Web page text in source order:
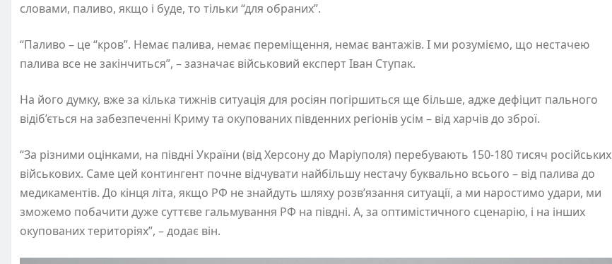
словами, паливо, якщо і буде, то тільки “для обраних”.
“Паливо – це “кров”. Немає палива, немає переміщення, немає вантажів. І ми розуміємо, що нестачею
палива все не закінчиться”, – зазначає військовий експерт Іван Ступак.
На його думку, вже за кілька тижнів ситуація для росіян погіршиться ще більше, адже дефіцит пального
відіб’ється на забезпеченні Криму та окупованих південних регіонів усім – від харчів до зброї.
“За різними оцінками, на півдні України (від Херсону до Маріуполя) перебувають 150-180 тисяч російських
військових. Саме цей контингент почне відчувати найбільшу нестачу буквально всього – від палива до
медикаментів. До кінця літа, якщо РФ не знайдуть шляху розв’язання ситуації, а ми наростимо удари, ми
зможемо побачити дуже суттєве гальмування РФ на півдні. А, за оптимістичного сценарію, і на інших
окупованих територіях”, – додає він.